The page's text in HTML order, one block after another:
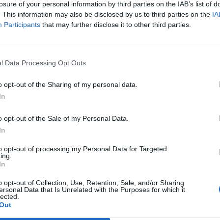
of your personal information by third parties on the IAB’s list of
This information may also be disclosed by us to third parties on the
Participants that may further disclose it to other third parties.
Data Processing Opt Outs
opt-out of the Sharing of my personal data.
opt-out of the Sale of my Personal Data.
opt-out of processing my Personal Data for Targeted
opt-out of Collection, Use, Retention, Sale, and/or Sharing
Data that Is Unrelated with the Purposes for which it
per il mercato cinese che tra diciotto
prodotte con Gac. Piazza Affari premia
e il titolo del Lingotto chiude in crescita
dal provvedimento annunciato a
devo cambiare tutto». Ricorda
di Grugliasco, che sarà
linee per produrre la Maserati
«È assolutamente normale. Uno che
una vettura all'altra devo ristrutturare lo
non ho scelta». Marchionne non si
non abbiamo mai fatto scelte,
in discorsi politici. So benissimo quel
per far ripartire Fiat.